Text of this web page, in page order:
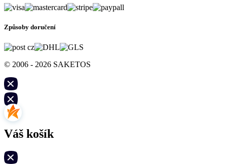
Způsoby doručení
© 2006 - 2026 SAKETOS
Váš košík